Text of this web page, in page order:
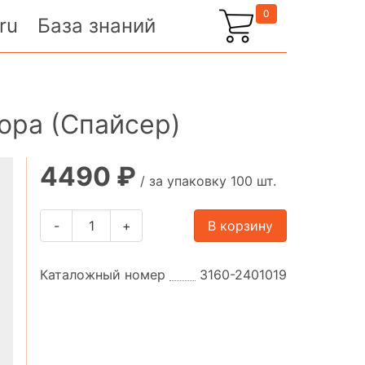
База знаний
0
(Спайсер)
4490 ₽ / за упаковку 100 шт.
- + В корзину
Каталожный номер 3160-2401019